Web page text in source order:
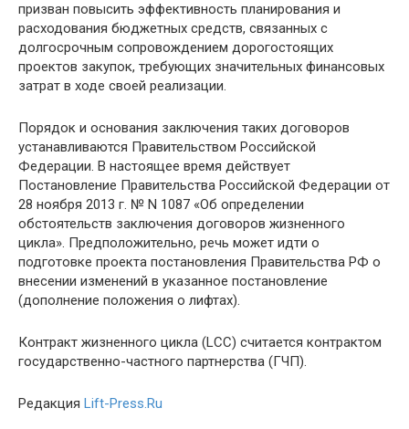
призван повысить эффективность планирования и
расходования бюджетных средств, связанных с
долгосрочным сопровождением дорогостоящих
проектов закупок, требующих значительных финансовых
затрат в ходе своей реализации.
Порядок и основания заключения таких договоров
устанавливаются Правительством Российской
Федерации. В настоящее время действует
Постановление Правительства Российской Федерации от
28 ноября 2013 г. № N 1087 «Об определении
обстоятельств заключения договоров жизненного
цикла». Предположительно, речь может идти о
подготовке проекта постановления Правительства РФ о
внесении изменений в указанное постановление
(дополнение положения о лифтах).
Контракт жизненного цикла (LCC) считается контрактом
государственно-частного партнерства (ГЧП).
Редакция Lift-Press.Ru